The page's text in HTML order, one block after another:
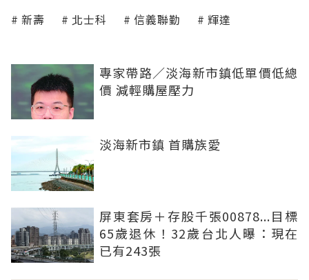
新壽 北士科 信義聯勤 輝達
專家帶路／淡海新市鎮低單價低總
價 減輕購屋壓力
淡海新市鎮 首購族愛
屏東套房＋存股千張00878...目標
65歲退休！32歲台北人曝：現在
已有243張